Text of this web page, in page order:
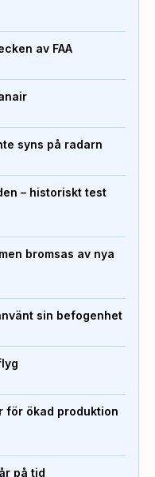
av FAA
syns på radarn
– historiskt test
bromsas av nya
sin befogenhet
för ökad produktion
på tid